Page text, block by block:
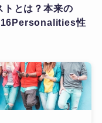
トとは？本来の
16Personalities性